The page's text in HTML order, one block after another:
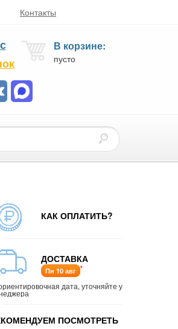
Контакты
В корзине:
пусто
КАК ОПЛАТИТЬ?
ДОСТАВКА
Пн 10 авг *
дата, уточняйте у
ПОСМОТРЕТЬ